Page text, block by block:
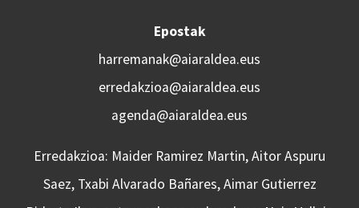
Epostak
harremanak@aiaraldea.eus
erredakzioa@aiaraldea.eus
agenda@aiaraldea.eus
Erredakzioa: Maider Ramirez Martin, Aitor Aspuru
Saez, Txabi Alvarado Bañares, Aimar Gutierrez